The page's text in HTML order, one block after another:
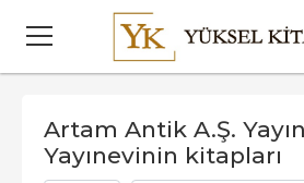
Artam Antik A.Ş.
Yayınevinin kitapları